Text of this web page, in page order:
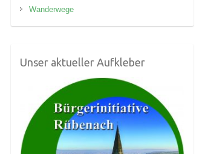
Wanderwege
Unser aktueller Aufkleber